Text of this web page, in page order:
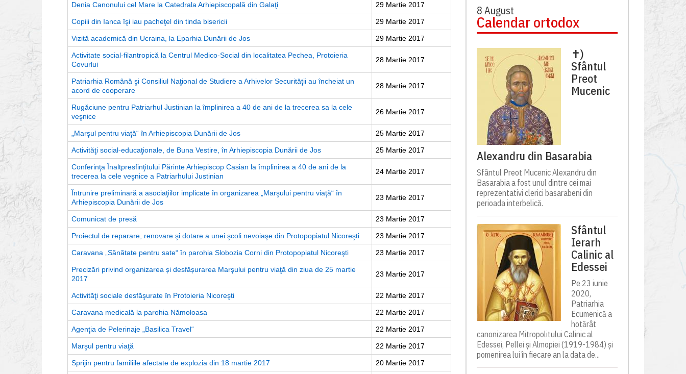
Denia Canonului cel Mare la Catedrala Arhiepiscopală din Galaţi 29 Martie 2017
Copiii din Ianca îşi iau pacheţel din tinda bisericii 29 Martie 2017
Vizită academică din Ucraina, la Eparhia Dunării de Jos 29 Martie 2017
Activitate social-filantropică la Centrul Medico-Social din localitatea Pechea, Protoieria
Covurlui
28 Martie 2017
Patriarhia Română şi Consiliul Naţional de Studiere a Arhivelor Securităţii au încheiat un
acord de cooperare
28 Martie 2017
Rugăciune pentru Patriarhul Justinian la împlinirea a 40 de ani de la trecerea sa la cele
veşnice
26 Martie 2017
„Marşul pentru viaţă“ în Arhiepiscopia Dunării de Jos 25 Martie 2017
Activităţi social-educaţionale, de Buna Vestire, în Arhiepiscopia Dunării de Jos 25 Martie 2017
Conferinţa Înaltpresfinţitului Părinte Arhiepiscop Casian la împlinirea a 40 de ani de la
trecerea la cele veşnice a Patriarhului Justinian
24 Martie 2017
Întrunire preliminară a asociaţiilor implicate în organizarea „Marşului pentru viaţă“ în
Arhiepiscopia Dunării de Jos
23 Martie 2017
Comunicat de presă 23 Martie 2017
Proiectul de reparare, renovare şi dotare a unei şcoli nevoiaşe din Protopopiatul Nicoreşti 23 Martie 2017
Caravana „Sănătate pentru sate“ în parohia Slobozia Corni din Protopopiatul Nicoreşti 23 Martie 2017
Precizări privind organizarea și desfășurarea Marşului pentru viaţă din ziua de 25 martie
2017
23 Martie 2017
Activităţi sociale desfăşurate în Protoieria Nicoreşti 22 Martie 2017
Caravana medicală la parohia Nămoloasa 22 Martie 2017
Agenţia de Pelerinaje „Basilica Travel“ 22 Martie 2017
Marşul pentru viaţă 22 Martie 2017
Sprijin pentru familiile afectate de explozia din 18 martie 2017 20 Martie 2017
8 August
Calendar ortodox
✝)
Sfântul
Preot
Mucenic
Alexandru din Basarabia
Sfântul Preot Mucenic Alexandru din
Basarabia a fost unul dintre cei mai
reprezentativi clerici basarabeni din
perioada interbelică.
Sfântul
Ierarh
Calinic al
Edessei
Pe 23 iunie
2020,
Patriarhia
Ecumenică a
hotărât
canonizarea Mitropolitului Calinic al
Edessei, Pellei și Almopiei (1919-1984) și
pomenirea lui în fiecare an la data de...